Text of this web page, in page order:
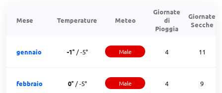
Mese Temperature Meteo
Giornate
di
Pioggia
Giornate
Secche
gennaio -1°/-5° Male 4 11
febbraio 0°/-5° Male 4 9